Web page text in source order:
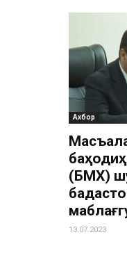
Ахбор
(БМХ)
13.07.2023